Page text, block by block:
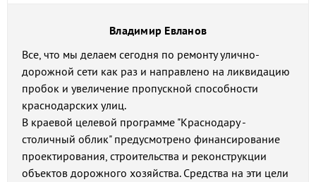
Владимир Евланов
Все, что мы делаем сегодня по ремонту улично-
дорожной сети как раз и направлено на ликвидацию
пробок и увеличение пропускной способности
краснодарских улиц.
В краевой целевой программе "Краснодару -
столичный облик" предусмотрено финансирование
проектирования, строительства и реконструкции
объектов дорожного хозяйства. Средства на эти цели